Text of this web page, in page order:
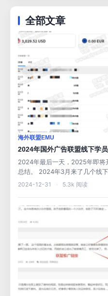
全部文章
海外联盟EMU
2024年国外广告联盟线下学
2024年最后一天，2025年即将
总结。 2024年3月来了几个线
2024-12-31 · 5.3k 阅读